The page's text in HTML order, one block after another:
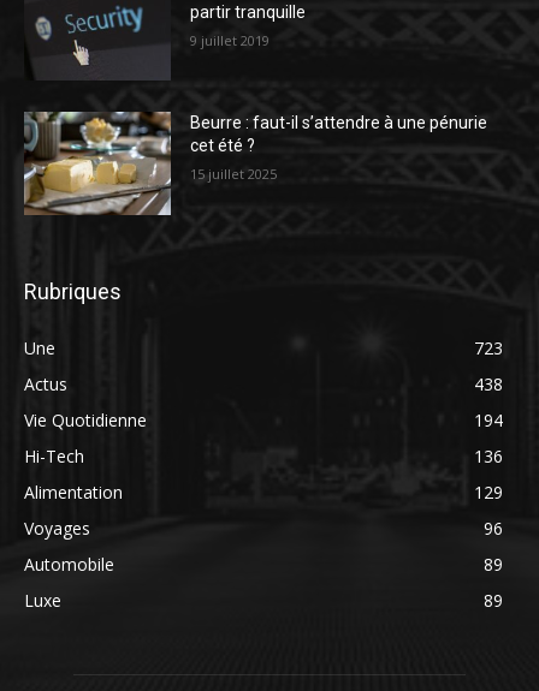
partir tranquille
9 juillet 2019
Beurre : faut-il s’attendre à une pénurie
cet été ?
15 juillet 2025
Rubriques
Une
723
Actus
438
Vie Quotidienne
194
Hi-Tech
136
Alimentation
129
Voyages
96
Automobile
89
Luxe
89